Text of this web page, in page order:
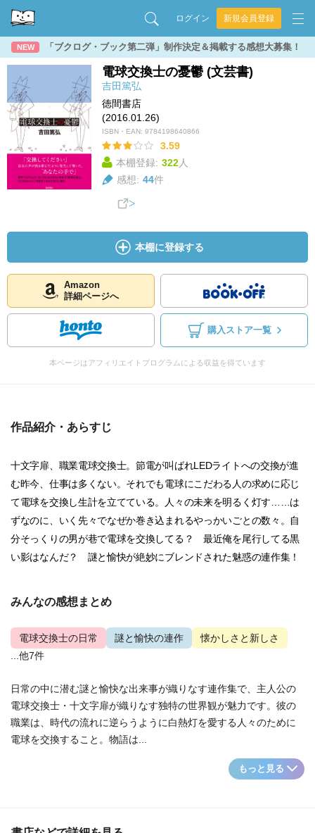
ログイン 新規会員登録
NEW 「ブクログ・ブック第二弾」制作決定＆掲載する感想大募集！
電球交換士の憂鬱 (文芸書)
吉田篤弘
徳間書店
(2016.01.26)
ISBN・EAN: 9784198640866
3.59
本棚登録: 322人
感想: 44件
本棚に登録する
Amazon
詳細ページへ
購入ストア一覧
本ページはアフィリエイトプログラムによる収益を得ています
作品紹介・あらすじ
十文字扉、職業電球交換士。節電が叫ばれLEDライトへの交換が進
む昨今、仕事は多くない。それでも電球にこだわる人の求めに応じ
て電球を交換し生計を立てている。人々の未来を明るく灯す……は
ずなのに、いく先々でなぜか巻き込まれるやっかいごとの数々。自
分そっくりの男が巷で電球を交換してる？ 最近俺を尾行してる黒
い影はなんだ？ 謎と愉快が絶妙にブレンドされた魅惑の連作集！
みんなの感想まとめ
電球交換士の日常 謎と愉快の連作
懐かしさと新しさ
...他7件
日常の中に潜む謎と愉快な出来事が織りなす連作集で、主人公の
電球交換士・十文字扉が織りなす独特の世界観が魅力です。彼の
職業は、時代の流れに逆らうように白熱灯を愛する人々のために
電球を交換すること。物語は...
もっと見る